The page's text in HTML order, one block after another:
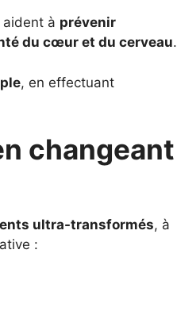
aident à prévenir
du cœur et du cerveau.
, en effectuant
changeant
ultra-transformés, à
: